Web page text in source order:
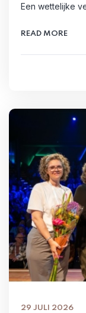
Een wettelijke
READ MORE
29 JULI 2026